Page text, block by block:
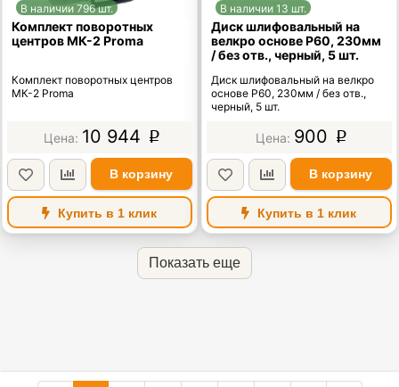
В наличии 796 шт.
Комплект поворотных
центров МК-2 Proma
Комплект поворотных центров
МК-2 Proma
10 944 p
В корзину
Купить в 1 клик
В наличии 13 шт.
Диск шлифовальный на
велкро основе P60, 230мм
/ без отв., черный, 5 шт.
Диск шлифовальный на велкро
основе P60, 230мм / без отв.,
черный, 5 шт.
900 p
В корзину
Купить в 1 клик
Показать еще